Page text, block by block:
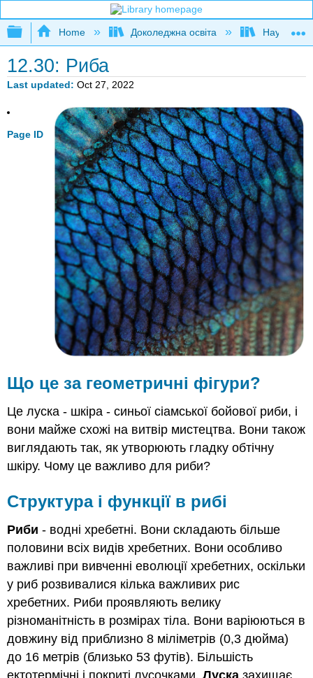
Expand/collapse global hierarchy
Home Доколеджна освіта Наука і
12.30: Риба
Last updated Oct 27, 2022
Page ID
Що це за геометричні фігури?
Це луска - шкіра - синьої сіамської бойової риби, і
вони майже схожі на витвір мистецтва. Вони також
виглядають так, як утворюють гладку обтічну
шкіру. Чому це важливо для риби?
Структура і функції в рибі
Риби - водні хребетні. Вони складають більше
половини всіх видів хребетних. Вони особливо
важливі при вивченні еволюції хребетних, оскільки
у риб розвивалися кілька важливих рис
хребетних. Риби проявляють велику
різноманітність в розмірах тіла. Вони варіюються в
довжину від приблизно 8 міліметрів (0,3 дюйма)
до 16 метрів (близько 53 футів). Більшість
ектотермічні і покриті лусочками.Луска захищає